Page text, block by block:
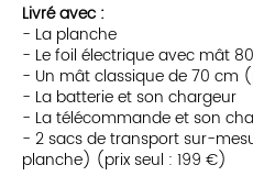
Livré avec :
- La planche
- Le foil électrique avec mât
- Un mât classique de 70 cm
- La batterie et son chargeur
- La télécommande et son
- 2 sacs de transport sur-
planche) (prix seul : 199 €)